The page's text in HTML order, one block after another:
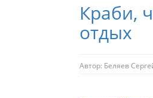
Краби,
отдых
Автор: Беляев